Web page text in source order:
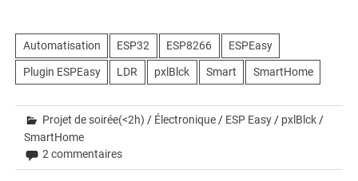
Automatisation ESP32 ESP8266 ESPEasy
Plugin ESPEasy LDR pxlBlck Smart SmartHome
Projet de soirée(<2h) / Électronique/ ESP Easy/ pxlBlck/
SmartHome
2 commentaires